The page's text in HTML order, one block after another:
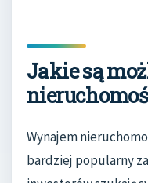
Jakie są
Wynajem
bardziej popularny